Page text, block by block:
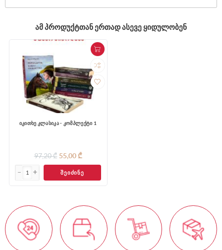
ᲐᲛ ᲞᲠᲝᲓᲣᲥᲢᲗᲐᲜ ᲔᲠᲗᲐᲓ ᲐᲡᲔᲕᲔ ᲧᲘᲓᲣᲚᲝᲑᲔᲜ
იკითხე კლასიკა - კომპლექტი 1
97,20 ₾ 55,00 ₾
ᲨᲔᲘᲫᲘᲜᲔ